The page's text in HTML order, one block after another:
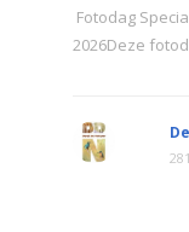
Fotodag
2026Deze